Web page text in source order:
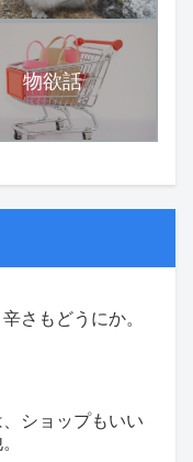
物欲話
さもどうにか。
ショップもいい